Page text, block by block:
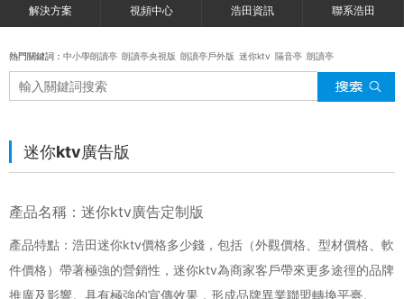
解決方案 視頻中心 浩田資訊 聯系浩田
熱門關鍵詞： 中小學朗讀亭 朗讀亭央視版 朗讀亭戶外版 迷你ktv 隔音亭 朗讀亭
迷你ktv廣告版
產品名稱：迷你ktv廣告定制版
產品特點：浩田迷你ktv價格多少錢，包括（外觀價格、型材價格、軟
件價格）帶著極強的營銷性，迷你ktv為商家客戶帶來更多途徑的品牌
推廣及影響。具有極強的宣傳效果，形成品牌異業聯盟轉換平臺。